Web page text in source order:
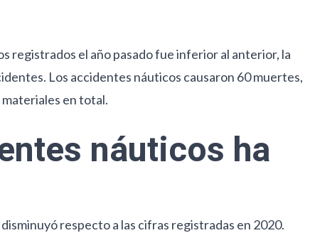
registrados el año pasado fue inferior al anterior, la
Los accidentes náuticos causaron 60 muertes,
en total.
náuticos ha
respecto a las cifras registradas en 2020.